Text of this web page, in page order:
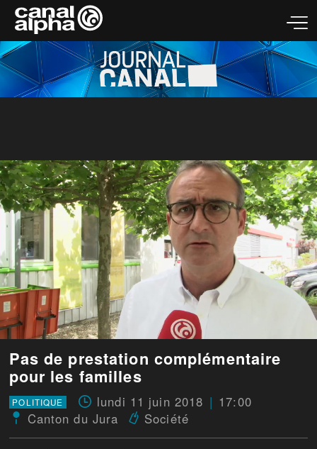
Pas de prestation complémentaire
pour les familles
POLITIQUE lundi 11 juin 2018
17:00
Canton du Jura
Société